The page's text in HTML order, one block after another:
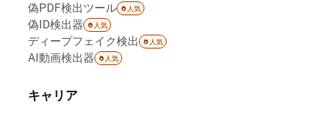
偽PDF検出ツール 人気
偽ID検出器 人気
ディープフェイク検出 人気
AI動画検出器 人気
キャリア